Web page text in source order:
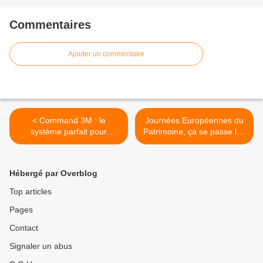
Commentaires
Ajouter un commentaire
< Command 3M : le
système parfait pour
suspendre cadres et miroirs
Journées Européennes du
Patrimoine, ça se passe les
21 et 22 septembre ! l >
Hébergé par Overblog
Top articles
Pages
Contact
Signaler un abus